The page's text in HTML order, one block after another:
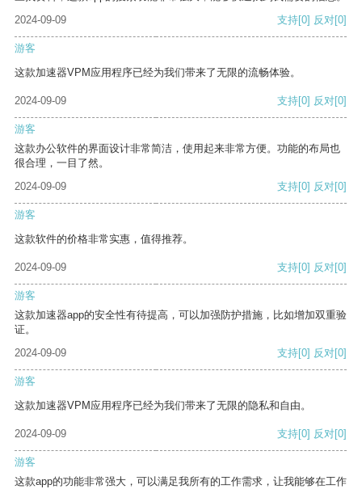
2024-09-09
支持[0] 反对[0]
游客
这款加速器VPM应用程序已经为我们带来了无限的流畅体验。
2024-09-09 支持[0] 反对[0]
游客
这款办公软件的界面设计非常简洁，使用起来非常方便。功能的布局也
很合理，一目了然。
2024-09-09
支持[0] 反对[0]
游客
这款软件的价格非常实惠，值得推荐。
2024-09-09 支持[0] 反对[0]
游客
这款加速器app的安全性有待提高，可以加强防护措施，比如增加双重验
证。
2024-09-09
支持[0] 反对[0]
游客
这款加速器VPM应用程序已经为我们带来了无限的隐私和自由。
2024-09-09 支持[0] 反对[0]
游客
这款app的功能非常强大，可以满足我所有的工作需求，让我能够在工作